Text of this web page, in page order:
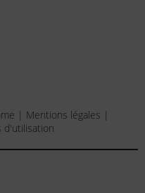
| Mentions légales |
d'utilisation